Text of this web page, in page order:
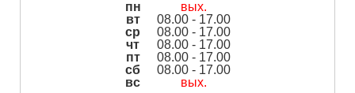
пн
вых.
вт
08.00 - 17.00
ср
08.00 - 17.00
чт
08.00 - 17.00
пт
08.00 - 17.00
сб
08.00 - 17.00
вс
вых.